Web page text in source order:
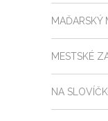
MAĎARSKÝ
MESTSKÉ
NA